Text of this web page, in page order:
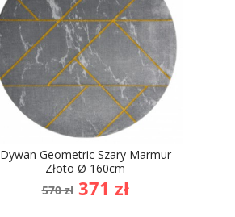
Dywan Geometric Szary Marmur
Złoto Ø 160cm
Cena
podstawowa
570 zł Cena
371 zł